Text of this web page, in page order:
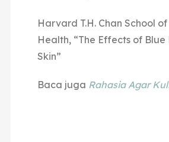
Harvard T.H. Chan School
Health, “The Effects of Blue
Skin”
Baca juga Rahasia Agar